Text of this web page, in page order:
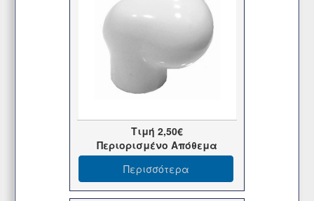
Τιμή 2,50€
Περιορισμένο Απόθεμα
Περισσότερα